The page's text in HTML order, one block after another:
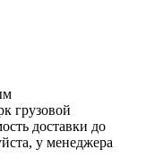
грузовой
доставки до
у менеджера